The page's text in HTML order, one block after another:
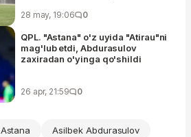
28 may, 19:06 0
QPL. "Astana" o'z uyida "Atirau"ni
mag'lub etdi, Abdurasulov
zaxiradan o'yinga qo'shildi
26 apr, 21:59 0
Astana Asilbek Abdurasulov